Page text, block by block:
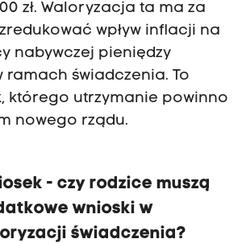
zł. Waloryzacja ta ma za
wpływ inflacji na
nabywczej pieniędzy
ramach świadczenia. To
którego utrzymanie powinno
nowego rządu.
- czy rodzice muszą
wnioski w
świadczenia?